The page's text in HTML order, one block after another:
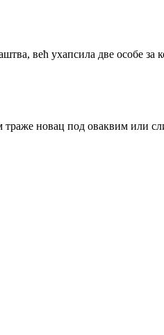
већ ухапсила две особе за
траже новац под оваквим или